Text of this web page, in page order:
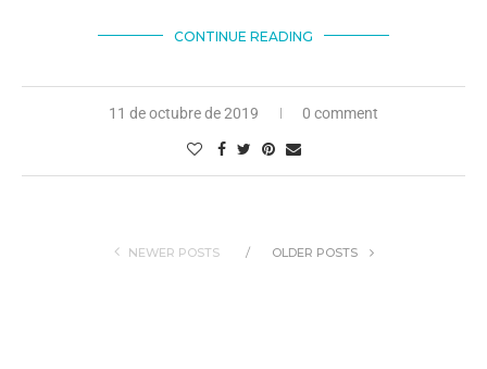
CONTINUE READING
11 de octubre de 2019 0 comment
NEWER POSTS OLDER POSTS